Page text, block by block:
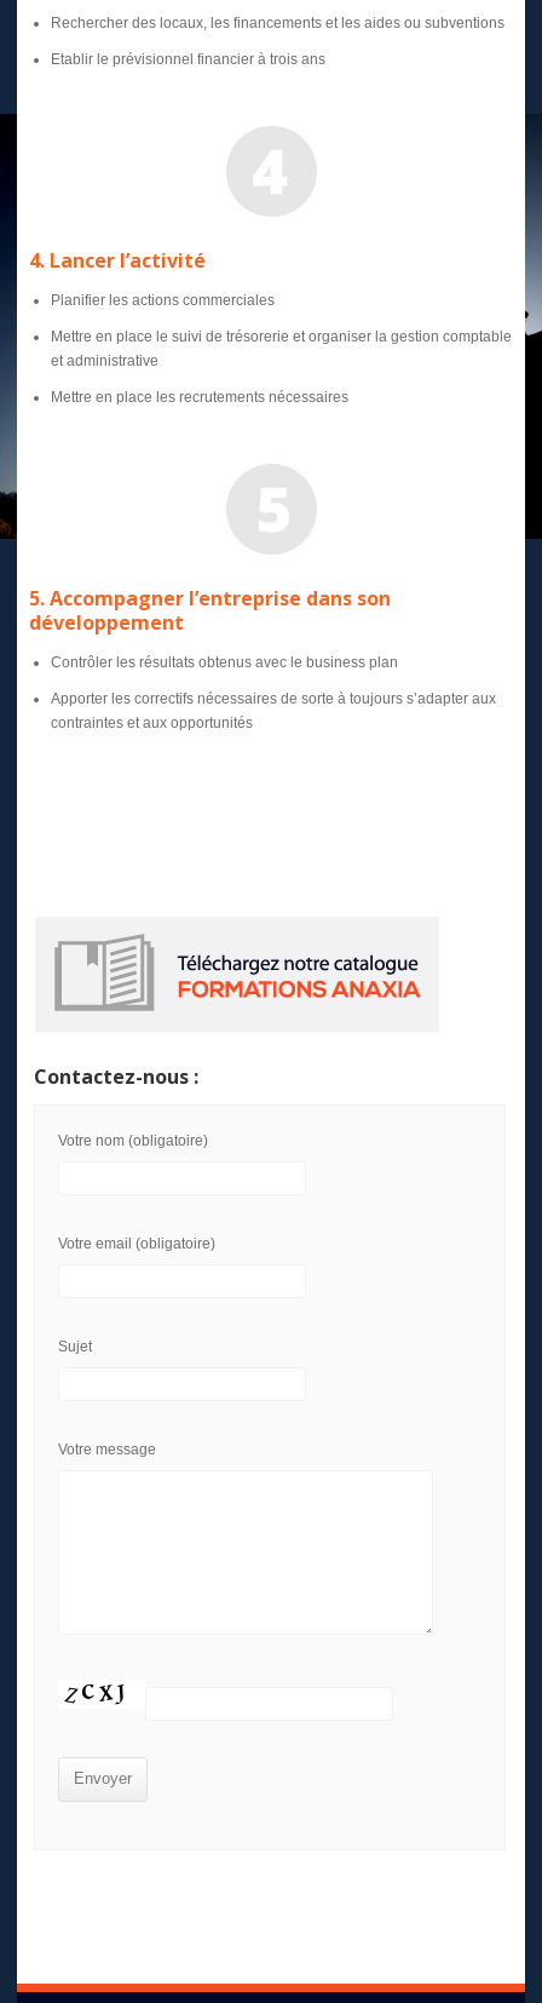
Rechercher des locaux, les financements et les aides ou subventions
Etablir le prévisionnel financier à trois ans
4. Lancer l’activité
Planifier les actions commerciales
Mettre en place le suivi de trésorerie et organiser la gestion comptable
et administrative
Mettre en place les recrutements nécessaires
5. Accompagner l’entreprise dans son
développement
Contrôler les résultats obtenus avec le business plan
Apporter les correctifs nécessaires de sorte à toujours s’adapter aux
contraintes et aux opportunités
Contactez-nous :
Votre nom (obligatoire)
Votre email (obligatoire)
Sujet
Votre message